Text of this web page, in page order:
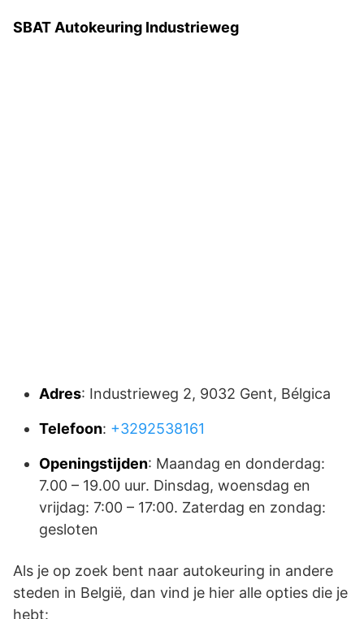
SBAT Autokeuring Industrieweg
Adres: Industrieweg 2, 9032 Gent, Bélgica
Telefoon: +3292538161
Openingstijden: Maandag en donderdag:
7.00 – 19.00 uur. Dinsdag, woensdag en
vrijdag: 7:00 – 17:00. Zaterdag en zondag:
gesloten
Als je op zoek bent naar autokeuring in andere
steden in België, dan vind je hier alle opties die je
hebt: